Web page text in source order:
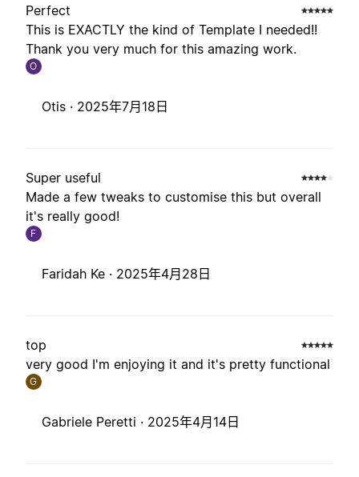
Perfect
This is EXACTLY the kind of Template I needed!!
Thank you very much for this amazing work.
O
Otis · 2025年7月18日
Super useful
Made a few tweaks to customise this but overall
it's really good!
F
Faridah Ke · 2025年4月28日
top
very good I'm enjoying it and it's pretty functional
G
Gabriele Peretti · 2025年4月14日